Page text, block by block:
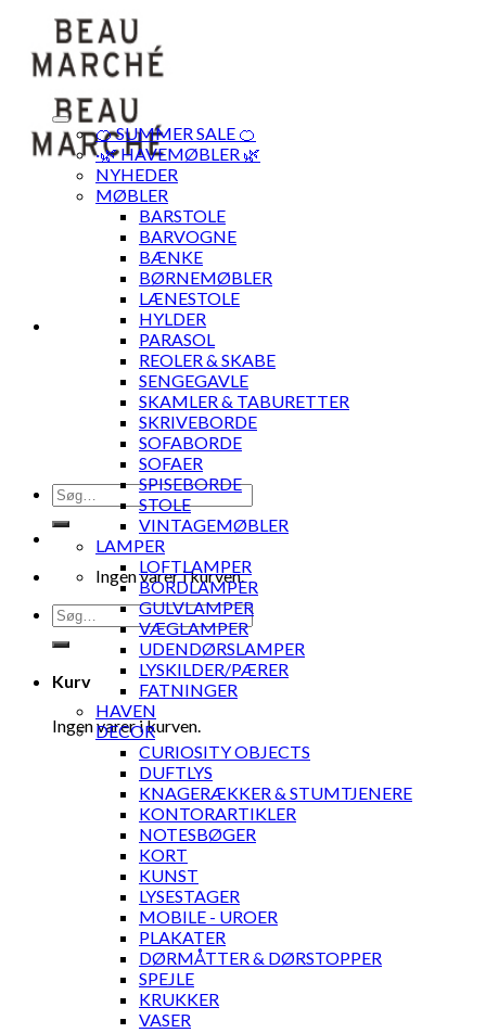
content
Søg
efter:
Ingen varer i kurven.
Søg
efter:
Kurv
Ingen varer i kurven.
🍊 SUMMER SALE 🍊
·🌿 HAVEMØBLER 🌿
NYHEDER
MØBLER
BARSTOLE
BARVOGNE
BÆNKE
BØRNEMØBLER
LÆNESTOLE
HYLDER
PARASOL
REOLER & SKABE
SENGEGAVLE
SKAMLER & TABURETTER
SKRIVEBORDE
SOFABORDE
SOFAER
SPISEBORDE
STOLE
VINTAGEMØBLER
LAMPER
LOFTLAMPER
BORDLAMPER
GULVLAMPER
VÆGLAMPER
UDENDØRSLAMPER
LYSKILDER/PÆRER
FATNINGER
HAVEN
DECOR
CURIOSITY OBJECTS
DUFTLYS
KNAGERÆKKER & STUMTJENERE
KONTORARTIKLER
NOTESBØGER
KORT
KUNST
LYSESTAGER
MOBILE - UROER
PLAKATER
DØRMÅTTER & DØRSTOPPER
SPEJLE
KRUKKER
VASER